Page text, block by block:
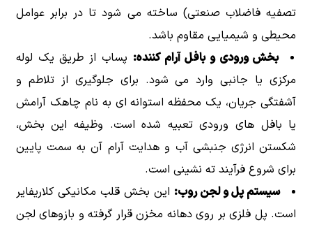
تصفیه فاضلاب صنعتی) ساخته می شود تا در برابر عوامل
محیطی و شیمیایی مقاوم باشد.
بخش ورودی و بافل آرام کننده: پساب از طریق یک لوله
مرکزی یا جانبی وارد می شود. برای جلوگیری از تلاطم و
آشفتگی جریان، یک محفظه استوانه ای به نام چاهک آرامش
یا بافل های ورودی تعبیه شده است. وظیفه این بخش،
شکستن انرژی جنبشی آب و هدایت آرام آن به سمت پایین
برای شروع فرآیند ته نشینی است.
سیستم پل و لجن روب: این بخش قلب مکانیکی کلاریفایر
است. پل فلزی بر روی دهانه مخزن قرار گرفته و بازوهای لجن